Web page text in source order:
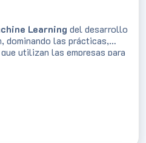
Learning del desarrollo
dominando las prácticas,
utilizan las empresas para
Esta especialización
hacia el rol de
y orientado a proyectos